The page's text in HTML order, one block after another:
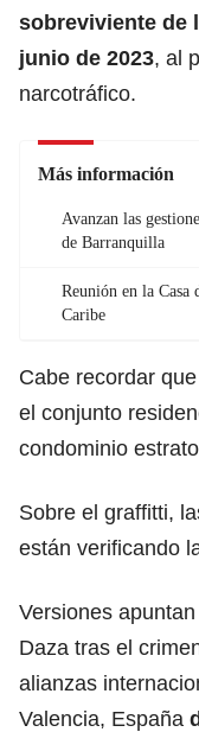
sobreviviente de
junio de 2023, al
narcotráfico.
Más información
Avanzan las
de Barranquilla
Reunión en la Casa
Caribe
Cabe recordar
el conjunto
condominio
Sobre el graffitti,
están verificando
Versiones
Daza tras el
alianzas
Valencia, España